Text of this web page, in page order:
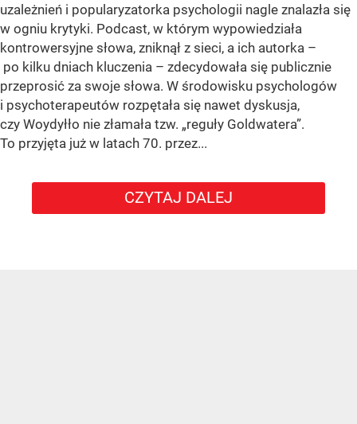
uzależnień i popularyzatorka psychologii nagle znalazła się
w ogniu krytyki. Podcast, w którym wypowiedziała
kontrowersyjne słowa, zniknął z sieci, a ich autorka –
po kilku dniach kluczenia – zdecydowała się publicznie
przeprosić za swoje słowa. W środowisku psychologów
i psychoterapeutów rozpętała się nawet dyskusja,
czy Woydyłło nie złamała tzw. „reguły Goldwatera”.
To przyjęta już w latach 70. przez...
CZYTAJ DALEJ